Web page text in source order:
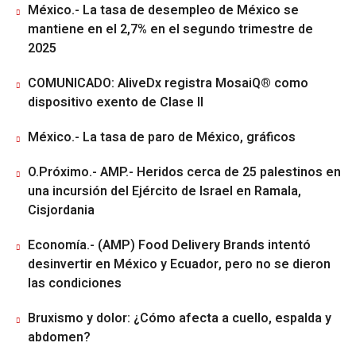
México.- La tasa de desempleo de México se
mantiene en el 2,7% en el segundo trimestre de
2025
COMUNICADO: AliveDx registra MosaiQ® como
dispositivo exento de Clase II
México.- La tasa de paro de México, gráficos
O.Próximo.- AMP.- Heridos cerca de 25 palestinos en
una incursión del Ejército de Israel en Ramala,
Cisjordania
Economía.- (AMP) Food Delivery Brands intentó
desinvertir en México y Ecuador, pero no se dieron
las condiciones
Bruxismo y dolor: ¿Cómo afecta a cuello, espalda y
abdomen?